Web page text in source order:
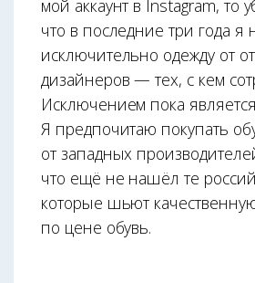
мой аккаунт в Instagram, то
что в последние три года я
исключительно одежду от
дизайнеров — тех, с кем
Исключением пока
Я предпочитаю покупать
от западных
что ещё не нашёл те
которые шьют
по цене обувь.